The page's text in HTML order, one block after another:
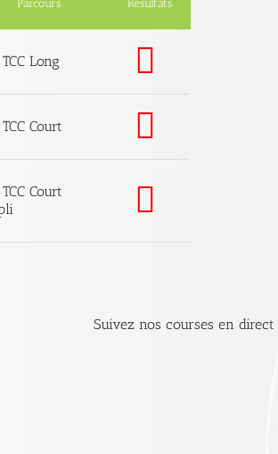
Parcours Résultats
TCC Long
TCC Court
TCC Court
Suivez nos courses en